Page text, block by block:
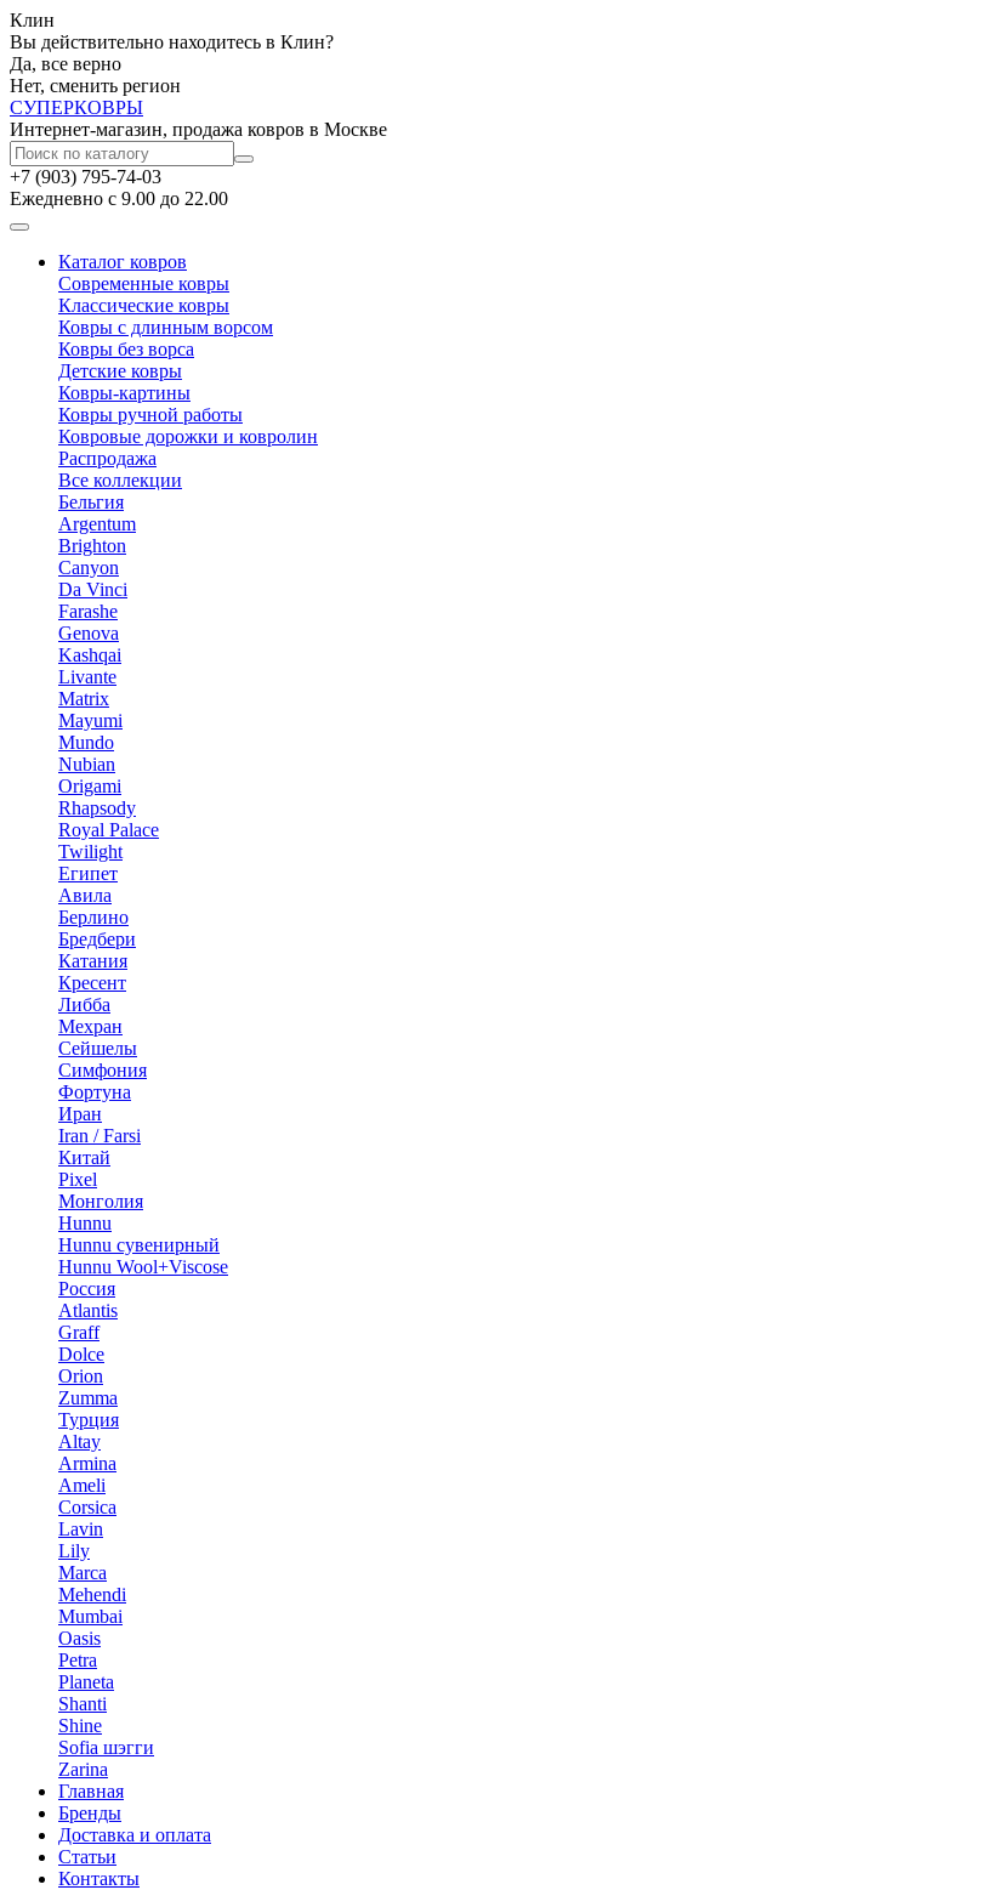
Клин
Вы действительно находитесь в Клин?
Да, все верно
Нет, сменить регион
СУПЕРКОВРЫ
Интернет-магазин, продажа ковров в Москве
+7 (903) 795-74-03
Ежедневно с 9.00 до 22.00
Каталог ковров
Современные ковры
Классические ковры
Ковры с длинным ворсом
Ковры без ворса
Детские ковры
Ковры-картины
Ковры ручной работы
Ковровые дорожки и ковролин
Распродажа
Все коллекции
Бельгия
Argentum
Brighton
Canyon
Da Vinci
Farashe
Genova
Kashqai
Livante
Matrix
Mayumi
Mundo
Nubian
Origami
Rhapsody
Royal Palace
Twilight
Египет
Авила
Берлино
Бредбери
Катания
Кресент
Либба
Мехран
Сейшелы
Симфония
Фортуна
Иран
Iran / Farsi
Китай
Pixel
Монголия
Hunnu
Hunnu сувенирный
Hunnu Wool+Viscose
Россия
Atlantis
Graff
Dolce
Orion
Zumma
Турция
Altay
Armina
Ameli
Corsica
Lavin
Lily
Marca
Mehendi
Mumbai
Oasis
Petra
Planeta
Shanti
Shine
Sofia шэгги
Zarina
Главная
Бренды
Доставка и оплата
Статьи
Контакты